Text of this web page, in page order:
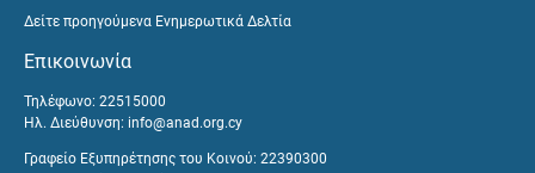
Δείτε προηγούμενα Ενημερωτικά Δελτία
Επικοινωνία
Τηλέφωνο: 22515000
Ηλ. Διεύθυνση: info@anad.org.cy
Γραφείο Εξυπηρέτησης του Κοινού: 22390300